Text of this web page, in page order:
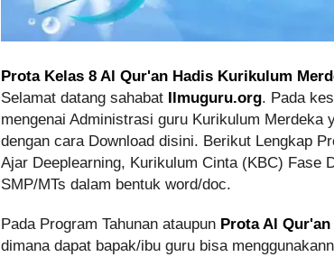
Prota Kelas 8 Al Qur'an Hadis Kurikulum
Selamat datang sahabat Ilmuguru.org. Pada
mengenai Administrasi guru Kurikulum Merdeka
dengan cara Download disini. Berikut Lengkap
Ajar Deeplearning, Kurikulum Cinta (KBC) Fase
SMP/MTs dalam bentuk word/doc.
Pada Program Tahunan ataupun Prota Al
dimana dapat bapak/ibu guru bisa